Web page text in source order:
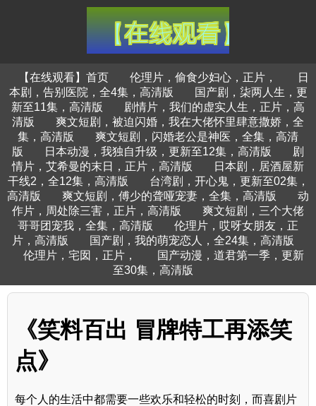
【在线观看】首页 伦理片，偷食少妇心，正片，
日
本剧，告别医院，全4集，高清版
国产剧，柒两人生，更
新至11集，高清版
剧情片，我们的虚实人生，正片，高
清版
爽文短剧，被迫闪婚，我在大佬怀里肆意撒娇，全
集，高清版
爽文短剧，闪婚老公是神医，全集，高清
版
日本动漫，我独自升级，更新至12集，高清版
剧
情片，艾希曼的末日，正片，高清版
日本剧，居酒屋新
干线2，全12集，高清版
台湾剧，开心鬼，更新至02集，
高清版
爽文短剧，傅少的聋哑宠妻，全集，高清版
动
作片，周处除三害，正片，高清版
爽文短剧，三个大佬
哥哥团宠我，全集，高清版
伦理片，哎呀女朋友，正
片，高清版
国产剧，我的萌宠恋人，全24集，高清版
伦理片，宅囡，正片，
国产动漫，道君第一季，更新
至30集，高清版
《笑料百出 冒牌特工再添笑
点》
每个人的生活中都需要一些欢乐和轻松的时刻，而喜剧片